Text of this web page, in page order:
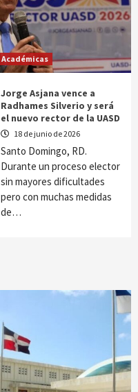
Académicas
Jorge Asjana vence a
Radhames Silverio y será
el nuevo rector de la UASD
18 de junio de 2026
Santo Domingo, RD.
Durante un proceso elector
sin mayores dificultades
pero con muchas medidas
de…